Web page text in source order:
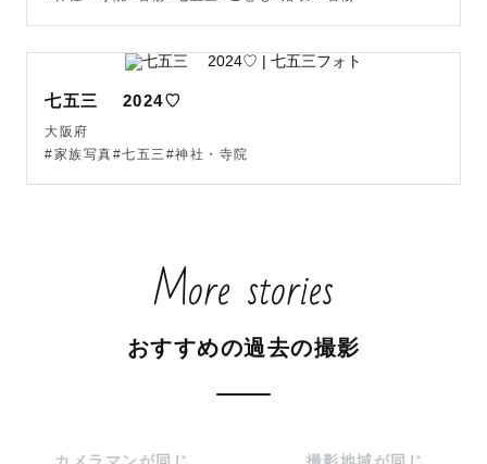
私が大切にしていることは
写真をただ撮るだけでなく、
撮影の時間がゲストさんにとって楽しかった思い出になる
ように
ファミリーフォト👪なら、いつものご家族で笑いあってる
七五三 2024♡
大阪府
#家族写真#七五三#神社・寺院
More stories
おすすめの過去の撮影